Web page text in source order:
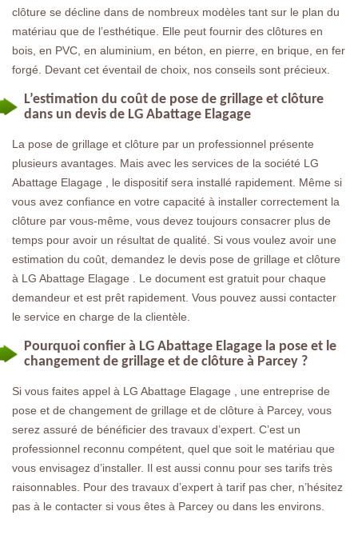
clôture se décline dans de nombreux modèles tant sur le plan du
matériau que de l’esthétique. Elle peut fournir des clôtures en
bois, en PVC, en aluminium, en béton, en pierre, en brique, en fer
forgé. Devant cet éventail de choix, nos conseils sont précieux.
L’estimation du coût de pose de grillage et clôture
dans un devis de LG Abattage Elagage
La pose de grillage et clôture par un professionnel présente
plusieurs avantages. Mais avec les services de la société LG
Abattage Elagage , le dispositif sera installé rapidement. Même si
vous avez confiance en votre capacité à installer correctement la
clôture par vous-même, vous devez toujours consacrer plus de
temps pour avoir un résultat de qualité. Si vous voulez avoir une
estimation du coût, demandez le devis pose de grillage et clôture
à LG Abattage Elagage . Le document est gratuit pour chaque
demandeur et est prêt rapidement. Vous pouvez aussi contacter
le service en charge de la clientèle.
Pourquoi confier à LG Abattage Elagage la pose et le
changement de grillage et de clôture à Parcey ?
Si vous faites appel à LG Abattage Elagage , une entreprise de
pose et de changement de grillage et de clôture à Parcey, vous
serez assuré de bénéficier des travaux d’expert. C’est un
professionnel reconnu compétent, quel que soit le matériau que
vous envisagez d’installer. Il est aussi connu pour ses tarifs très
raisonnables. Pour des travaux d’expert à tarif pas cher, n’hésitez
pas à le contacter si vous êtes à Parcey ou dans les environs.